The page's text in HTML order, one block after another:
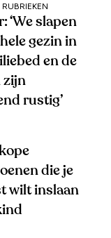
‘We slapen
gezin in
en de
zijn
rustig’
die je
wilt inslaan